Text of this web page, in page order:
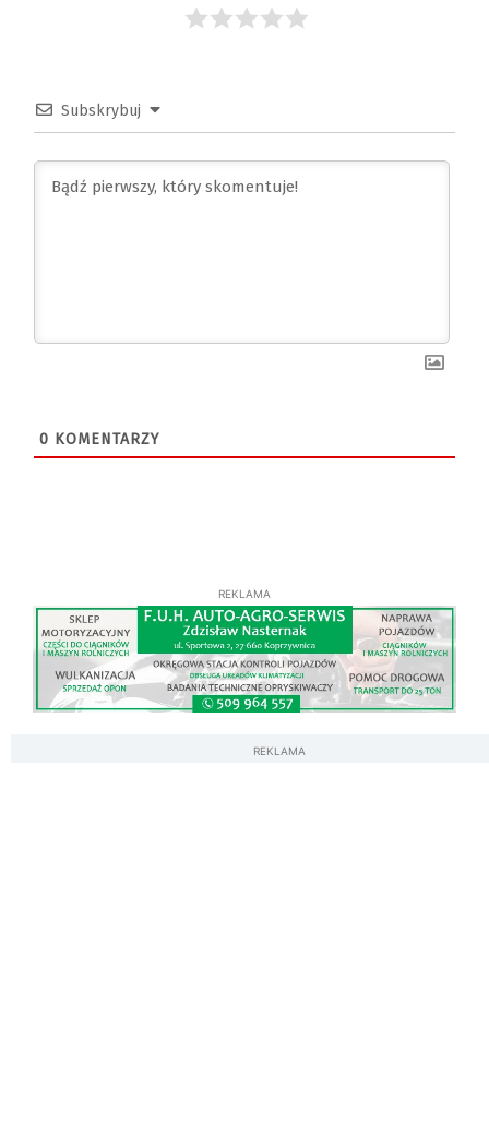
Subskrybuj
0 KOMENTARZY
REKLAMA
REKLAMA